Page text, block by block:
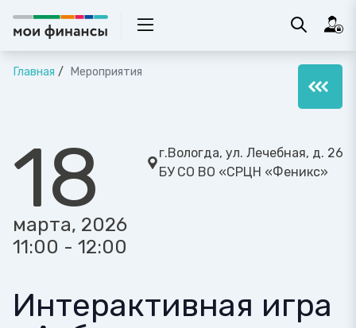
Главная Мероприятия
18
марта, 2026
11:00 - 12:00
г.Вологда, ул. Лечебная, д. 26
БУ СО ВО «СРЦН «Феникс»
Интерактивная игра